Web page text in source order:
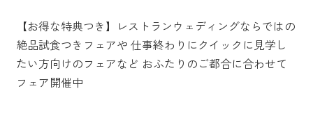
【お得な特典つき】レストランウェディングならではの
絶品試食つきフェアや 仕事終わりにクイックに見学し
たい方向けのフェアなど おふたりのご都合に合わせて
フェア開催中